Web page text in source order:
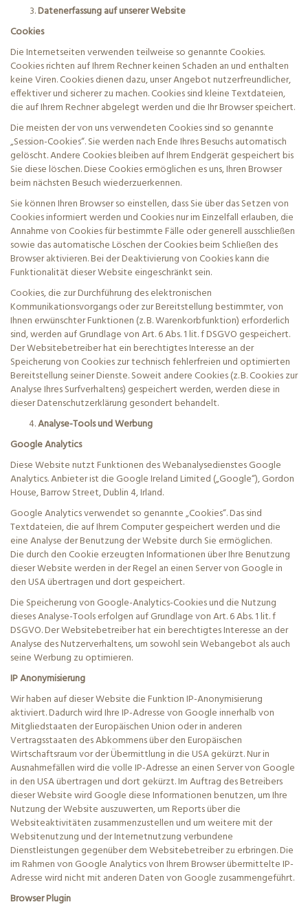
Datenerfassung auf unserer Website
Cookies
Die Internetseiten verwenden teilweise so genannte Cookies.
Cookies richten auf Ihrem Rechner keinen Schaden an und enthalten
keine Viren. Cookies dienen dazu, unser Angebot nutzerfreundlicher,
effektiver und sicherer zu machen. Cookies sind kleine Textdateien,
die auf Ihrem Rechner abgelegt werden und die Ihr Browser speichert.
Die meisten der von uns verwendeten Cookies sind so genannte
„Session-Cookies“. Sie werden nach Ende Ihres Besuchs automatisch
gelöscht. Andere Cookies bleiben auf Ihrem Endgerät gespeichert bis
Sie diese löschen. Diese Cookies ermöglichen es uns, Ihren Browser
beim nächsten Besuch wiederzuerkennen.
Sie können Ihren Browser so einstellen, dass Sie über das Setzen von
Cookies informiert werden und Cookies nur im Einzelfall erlauben, die
Annahme von Cookies für bestimmte Fälle oder generell ausschließen
sowie das automatische Löschen der Cookies beim Schließen des
Browseraktivieren. Bei der Deaktivierung von Cookies kann die
Funktionalität dieser Website eingeschränkt sein.
Cookies, die zur Durchführung des elektronischen
Kommunikationsvorgangs oder zur Bereitstellung bestimmter, von
Ihnen erwünschter Funktionen (z. B. Warenkorbfunktion) erforderlich
sind, werden auf Grundlage von Art. 6 Abs. 1lit. f DSGVO gespeichert.
Der Websitebetreiber hat ein berechtigtes Interesse an der
Speicherung von Cookies zur technisch fehlerfreien und optimierten
Bereitstellung seiner Dienste. Soweit andere Cookies (z. B. Cookies zur
Analyse Ihres Surfverhaltens) gespeichert werden, werden diese in
dieser Datenschutzerklärung gesondert behandelt.
Analyse-Tools und Werbung
Google Analytics
Diese Website nutzt Funktionen des Webanalysedienstes Google
Analytics. Anbieter ist die GoogleIrelandLimited („Google“), Gordon
House, Barrow Street, Dublin 4, Irland.
Google Analytics verwendet so genannte „Cookies“. Das sind
Textdateien, die auf Ihrem Computer gespeichert werden und die
eine Analyse der Benutzung der Website durch Sie ermöglichen.
Die durch den Cookie erzeugten Informationen über Ihre Benutzung
dieser Website werden in der Regel an einen Server von Google in
den USA übertragen und dort gespeichert.
Die Speicherung von Google-Analytics-Cookies und die Nutzung
dieses Analyse-Tools erfolgen auf Grundlage von Art. 6 Abs. 1lit. f
DSGVO. Der Websitebetreiber hat ein berechtigtes Interesse an der
Analyse des Nutzerverhaltens, um sowohl sein Webangebot als auch
seine Werbung zu optimieren.
IP Anonymisierung
Wir haben auf dieser Website die Funktion IP-Anonymisierung
aktiviert. Dadurch wird Ihre IP-Adresse von Google innerhalb von
Mitgliedstaaten der Europäischen Union oder in anderen
Vertragsstaaten des Abkommens über den Europäischen
Wirtschaftsraum vor der Übermittlung in die USA gekürzt. Nur in
Ausnahmefällen wird die volle IP-Adresse an einen Server von Google
in den USA übertragen und dort gekürzt. Im Auftrag des Betreibers
dieser Website wird Google dieseInformationen benutzen, um Ihre
Nutzung der Website auszuwerten, um Reports über die
Websiteaktivitäten zusammenzustellen und um weitere mit der
Websitenutzung und der Internetnutzung verbundene
Dienstleistungen gegenüber dem Websitebetreiber zu erbringen. Die
im Rahmen von Google Analytics von Ihrem Browser übermittelte IP-
Adresse wird nicht mit anderen Daten von Google zusammengeführt.
Browser Plugin